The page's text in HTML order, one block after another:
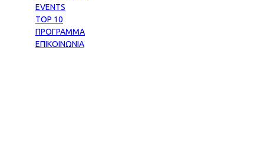
EVENTS
TOP 10
ΠΡΟΓΡΑΜΜΑ
ΕΠΙΚΟΙΝΩΝΙΑ